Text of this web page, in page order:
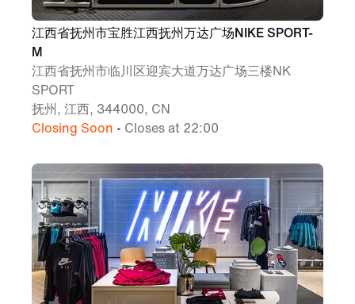
江西省抚州市宝胜江西抚州万达广场NIKE SPORT-
M
江西省抚州市临川区迎宾大道万达广场三楼NK
SPORT
抚州, 江西, 344000, CN
Closing Soon • Closes at 22:00